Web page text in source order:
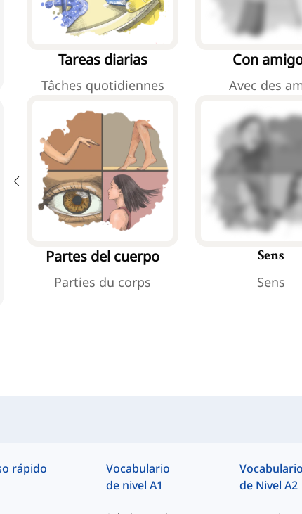
Tareas diarias
Tâches quotidiennes
Con
Avec des
Partes del cuerpo
Parties du corps
Sens
Sens
rápido
Vocabulario
de nivel A1
Vocabulario
de Nivel A2